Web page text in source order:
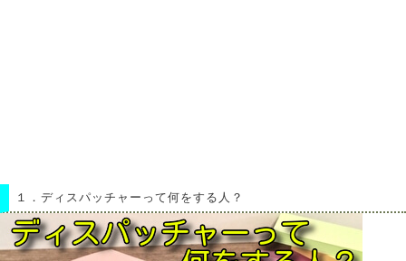
１． ディスパッチャーって何をする人？